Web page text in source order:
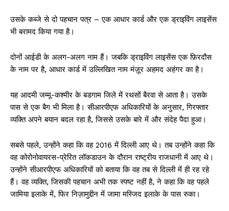
उसके कब्जे से दो पहचान पत्र – एक आधार कार्ड और एक ड्राइविंग लाइसेंस
भी बरामद किया गया है।
दोनों आईडी के अलग-अलग नाम हैं। जबकि ड्राइविंग लाइसेंस एक फ़िरदौस
के नाम पर है, आधार कार्ड में उल्लिखित नाम मंज़ूर अहमद अहंगर का है।
यह आदमी जम्मू-कश्मीर के बडगाम जिले में रथसों बैरवा से आता है। उसके
पास से एक बैग भी मिला है। सीआरपीएफ अधिकारियों के अनुसार, गिरफ्तार
व्यक्ति अपने बयान बदल रहा है, जिससे उसके बारे में और संदेह पैदा हुआ।
सबसे पहले, उन्होंने कहा कि वह 2016 में दिल्ली आए थे। तब उन्होंने कहा कि
वह कोरोनोवायरस-प्रेरित लॉकडाउन के दौरान राष्ट्रीय राजधानी में आए थे।
उन्होंने सीआरपीएफ अधिकारियों को बताया कि वह तब से दिल्ली में ही रह रहे
हैं। वह व्यक्ति, जिसकी पहचान अभी तक स्पष्ट नहीं है, ने कहा कि वह पहले
जामिया इलाके में, फिर निज़ामुद्दीन में जामा मस्जिद इलाके के पास रुका।